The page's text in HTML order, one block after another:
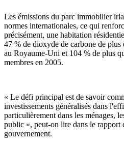
Les émissions du parc immobilier
normes internationales, ce qui
précisément, une habitation
47 % de dioxyde de carbone de
au Royaume-Uni et 104 % de plus
membres en 2005.
« Le défi principal est de savoir
investissements généralisés dans
particulièrement dans les ménages,
public », peut-on lire dans le rapport
gouvernement.